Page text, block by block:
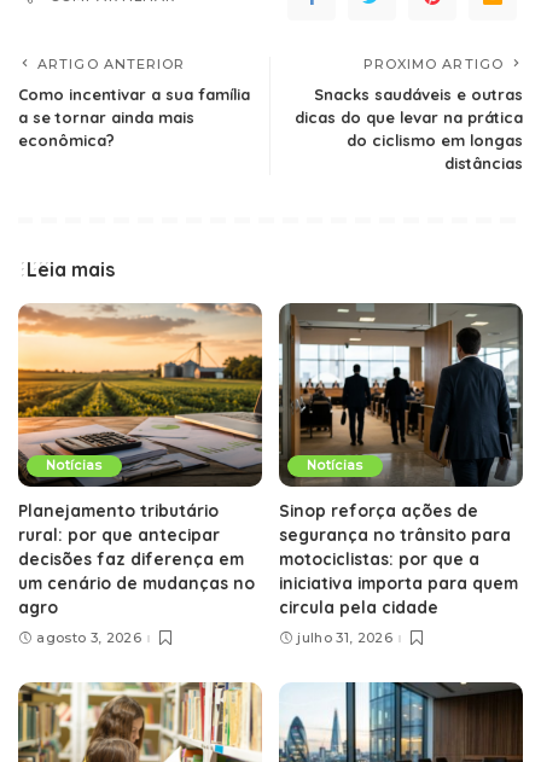
ARTIGO ANTERIOR
Como incentivar a sua família
a se tornar ainda mais
econômica?
PROXIMO ARTIGO
Snacks saudáveis e outras
dicas do que levar na prática
do ciclismo em longas
distâncias
Leia mais
Notícias
Planejamento tributário
rural: por que antecipar
decisões faz diferença em
um cenário de mudanças no
agro
agosto 3, 2026
Notícias
Sinop reforça ações de
segurança no trânsito para
motociclistas: por que a
iniciativa importa para quem
circula pela cidade
julho 31, 2026